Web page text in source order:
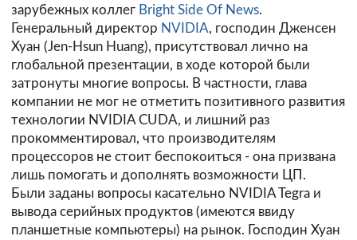
зарубежных коллег Bright Side Of News.
Генеральный директор NVIDIA, господин Дженсен
Хуан (Jen-Hsun Huang), присутствовал лично на
глобальной презентации, в ходе которой были
затронуты многие вопросы. В частности, глава
компании не мог не отметить позитивного развития
технологии NVIDIA CUDA, и лишний раз
прокомментировал, что производителям
процессоров не стоит беспокоиться - она призвана
лишь помогать и дополнять возможности ЦП.
Были заданы вопросы касательно NVIDIA Tegra и
вывода серийных продуктов (имеются ввиду
планшетные компьютеры) на рынок. Господин Хуан